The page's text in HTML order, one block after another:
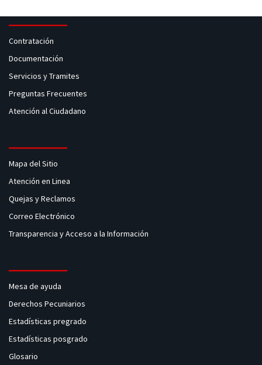
Contratación
Documentación
Servicios y Tramites
Preguntas Frecuentes
Atención al Ciudadano
Mapa del Sitio
Atención en Linea
Quejas y Reclamos
Correo Electrónico
Transparencia y Acceso a la Información
Mesa de ayuda
Derechos Pecuniarios
Estadísticas pregrado
Estadísticas posgrado
Glosario